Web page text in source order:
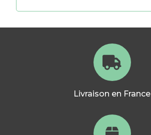
Livraison en France